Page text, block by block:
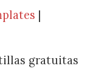
|
gratuitas